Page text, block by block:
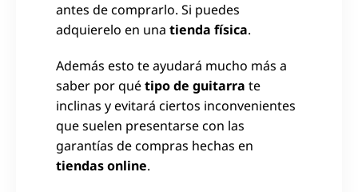
antes de comprarlo. Si puedes
adquierelo en una tienda física.
Además esto te ayudará mucho más a
saber por quétipo de guitarra te
inclinas y evitará ciertos inconvenientes
que suelen presentarse con las
garantías de compras hechas en
tiendas online.